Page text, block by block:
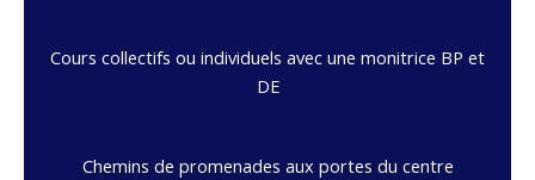
Cours collectifs ou individuels avec une monitrice BP et
DE
Chemins de promenades aux portes du centre